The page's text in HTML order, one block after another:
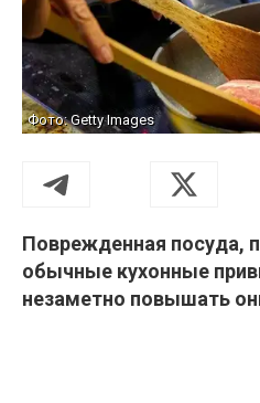
Фото: Getty Images
Поврежденная посуда,
обычные кухонные
незаметно повышать